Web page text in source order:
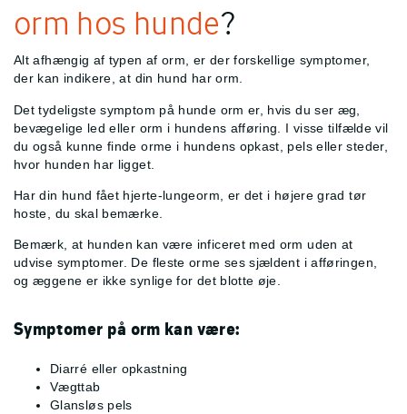
orm hos hunde?
Alt afhængig af typen af orm, er der forskellige symptomer,
der kan indikere, at din hund har orm.
Det tydeligste symptom på hunde orm er, hvis du ser æg,
bevægelige led eller orm i hundens afføring. I visse tilfælde vil
du også kunne finde orme i hundens opkast, pels eller steder,
hvor hunden har ligget.
Har din hund fået hjerte-lungeorm, er det i højere grad tør
hoste, du skal bemærke.
Bemærk, at hunden kan være inficeret med orm uden at
udvise symptomer. De fleste orme ses sjældent i afføringen,
og æggene er ikke synlige for det blotte øje.
Symptomer på orm kan være:
Diarré eller opkastning
Vægttab
Glansløs pels